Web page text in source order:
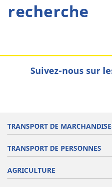
recherche
Suivez-nous sur
TRANSPORT DE
TRANSPORT DE PERSONNES
AGRICULTURE